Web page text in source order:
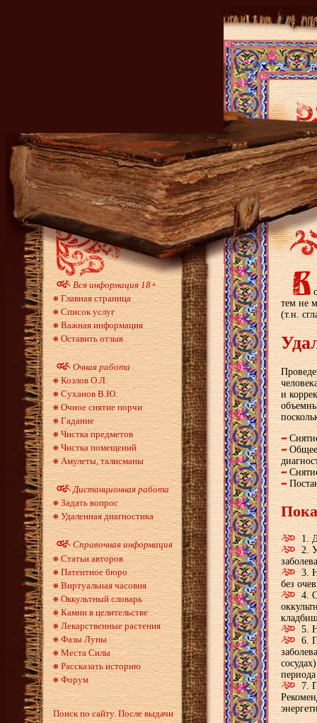
Вся информация 18+
Главная страница
Список услуг
Важная информация
Оставить отзыв
Очная работа
Козлов О.Л.
Суханов В.Ю.
Очное снятие порчи
Гадание
Чистка предметов
Чистка помещений
Амулеты, талисманы
Дистанционная работа
Задать вопрос
Удаленная диагностика
Справочная информация
Статьи авторов
Патентное бюро
Виртуальная часовня
Оккультный словарь
Камни в целительстве
Лекарственные растения
Фазы Луны
Места Силы
Рассказать историю
Форум
Поиск по сайту. После выдачи
тем не
(т.н.
и
Общее
1.
2.
3.
без
4.
5.
6.
7.